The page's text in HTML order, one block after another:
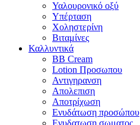
Υαλουρονικό οξύ
Υπέρταση
Χοληστερίνη
Βιταμίνες
Καλλυντικά
BB Cream
Lotion Προσωπου
Αντιγηρανση
Απολεπιση
Αποτρίχωση
Ενυδάτωση προσώπου
Ενυδατωση σωματος